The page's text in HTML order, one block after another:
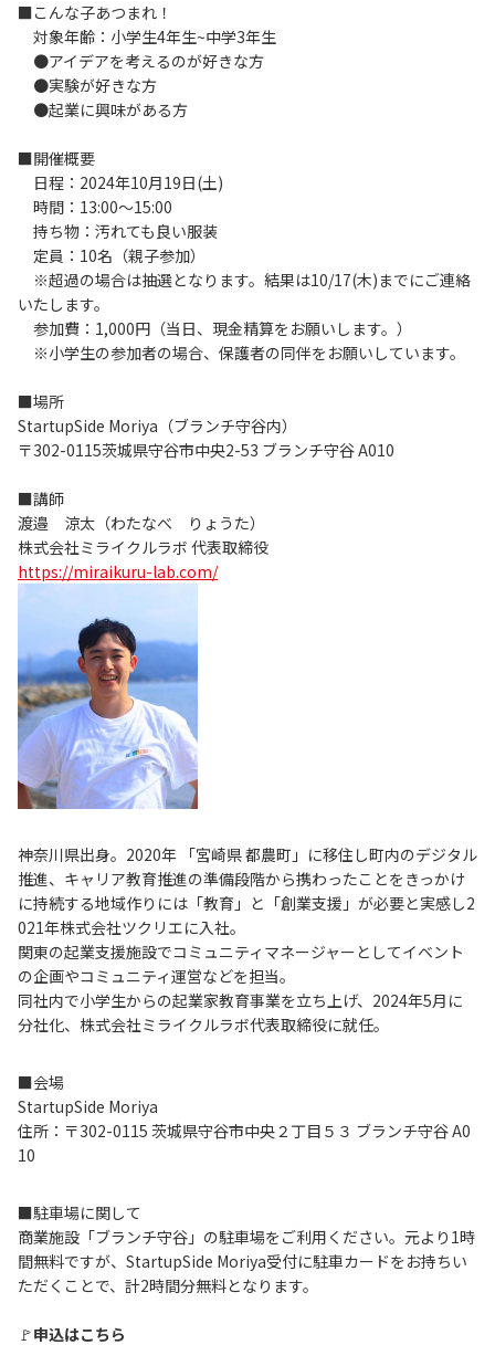
■こんな子あつまれ！
対象年齢：小学生4年生~中学3年生
●アイデアを考えるのが好きな方
●実験が好きな方
●起業に興味がある方
■開催概要
日程：2024年10月19日(土)
時間：13:00～15:00
持ち物：汚れても良い服装
定員：10名（親子参加）
※超過の場合は抽選となります。結果は10/17(木)までにご連絡
いたします。
参加費：1,000円（当日、現金精算をお願いします。）
※小学生の参加者の場合、保護者の同伴をお願いしています。
■場所
StartupSide Moriya（ブランチ守谷内）
〒302-0115茨城県守谷市中央2-53 ブランチ守谷 A010
■講師
渡邉 涼太（わたなべ りょうた）
株式会社ミライクルラボ 代表取締役
https://miraikuru-lab.com/
神奈川県出身。2020年 「宮崎県 都農町」に移住し町内のデジタル
推進、キャリア教育推進の準備段階から携わったことをきっかけ
に持続する地域作りには「教育」と「創業支援」が必要と実感し2
021年株式会社ツクリエに入社。
関東の起業支援施設でコミュニティマネージャーとしてイベント
の企画やコミュニティ運営などを担当。
同社内で小学生からの起業家教育事業を立ち上げ、2024年5月に
分社化、株式会社ミライクルラボ代表取締役に就任。
■会場
StartupSide Moriya
住所：〒302-0115 茨城県守谷市中央２丁目５３ ブランチ守谷 A0
10
■駐車場に関して
商業施設「ブランチ守谷」の駐車場をご利用ください。元より1時
間無料ですが、StartupSide Moriya受付に駐車カードをお持ちい
ただくことで、計2時間分無料となります。
🚩申込はこちら